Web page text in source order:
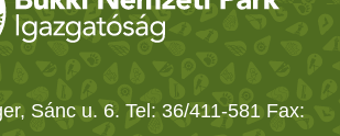
Sánc u. 6. Tel: 36/411-581 Fax: